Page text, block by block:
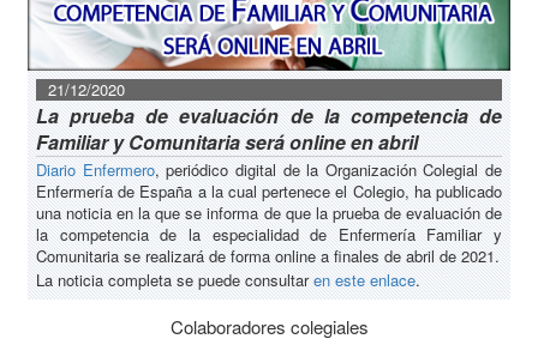
21/12/2020
La prueba de evaluación de la competencia de
Familiar y Comunitaria será online en abril
Diario Enfermero, periódico digital de la Organización Colegial de
Enfermería de España a la cual pertenece el Colegio, ha publicado
una noticia en la que se informa de que la prueba de evaluación de
la competencia de la especialidad de Enfermería Familiar y
Comunitaria se realizará de forma online a finales de abril de 2021.
La noticia completa se puede consultaren este enlace.
Colaboradores colegiales